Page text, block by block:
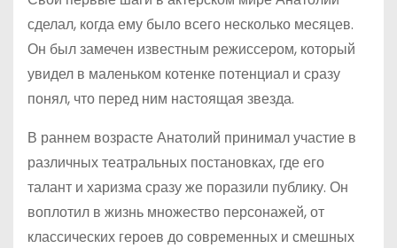
сделал, когда ему было всего несколько месяцев.
Он был замечен известным режиссером, который
увидел в маленьком котенке потенциал и сразу
понял, что перед ним настоящая звезда.
В раннем возрасте Анатолий принимал участие в
различных театральных постановках, где его
талант и харизма сразу же поразили публику. Он
воплотил в жизнь множество персонажей, от
классических героев до современных и смешных